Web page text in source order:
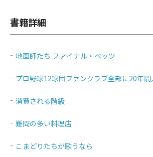
書籍詳細
地面師たち ファイナル・ベッツ
プロ野球12球団ファンクラブ全部に20年
消費される階級
難問の多い料理店
こまどりたちが歌うなら